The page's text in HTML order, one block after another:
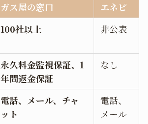
ガス屋の窓口
エネピ
100社以上 非公表
永久料金監視保証、1
年間返金保証
なし
電話、メール、チャ
ット
電話、
メール